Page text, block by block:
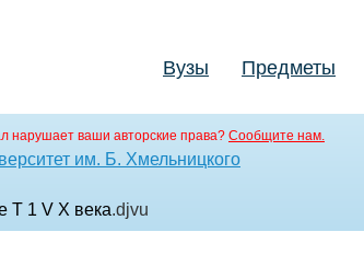
Вузы Предметы
нарушает ваши авторские права? Сообщите нам.
им. Б. Хмельницкого
Т 1 V X века.djvu